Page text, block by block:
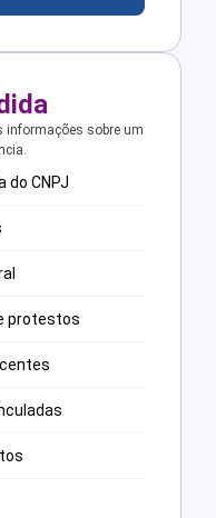
informações sobre um
do CNPJ
protestos